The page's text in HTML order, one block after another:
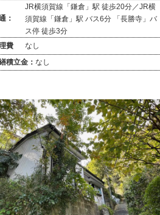
：
JR横須賀線「鎌倉」駅 徒歩20分／JR横
須賀線「鎌倉」駅 バス6分 「長勝寺」バ
ス停 徒歩3分
費
なし
積立金： なし